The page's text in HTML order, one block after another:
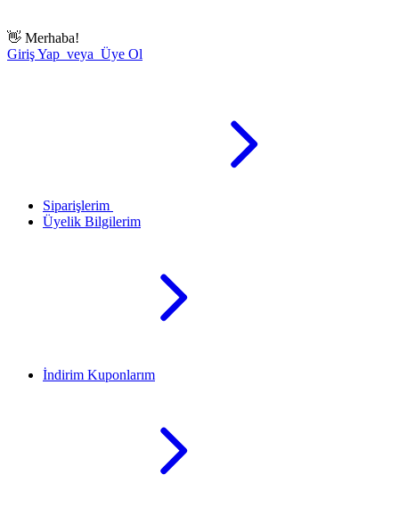
👋 Merhaba!
Giriş Yap veya Üye Ol
Siparişlerim
Üyelik Bilgilerim
İndirim Kuponlarım